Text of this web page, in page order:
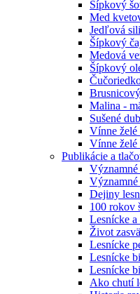
Šípkový
Med
Jedľová
Šípkový
Medová
Šípkový
Malina -
Sušené
Vínne želé
Vínne želé
Publikácie a
Významné
Významné
Dejiny
100 rokov
Lesnícke a
Život
Lesnícke
Lesnícke
Lesnícke
Ako chutí